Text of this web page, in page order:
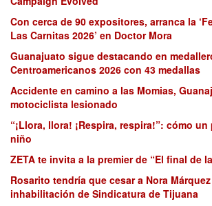
Con cerca de 90 expositores, arranca la
Las Carnitas 2026’ en Doctor Mora
Guanajuato sigue destacando en
Centroamericanos 2026 con 43 medallas
Accidente en camino a las Momias,
motociclista lesionado
“¡Llora, llora! ¡Respira, respira!”: cómo
niño
ZETA te invita a la premier de “El final de
Rosarito tendría que cesar a Nora
inhabilitación de Sindicatura de Tijuana